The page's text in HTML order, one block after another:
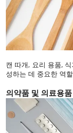
캔 따개, 요리 용품,
성하는 데 중요한 역
의약품 및 의료용품